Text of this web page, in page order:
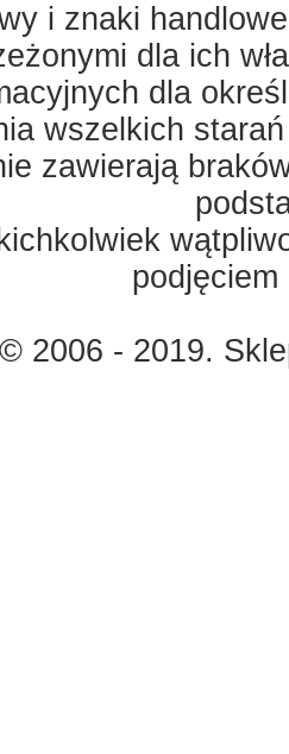
i znaki
dla ich
dla
wszelkich
zawierają
© 2006 - 2019.